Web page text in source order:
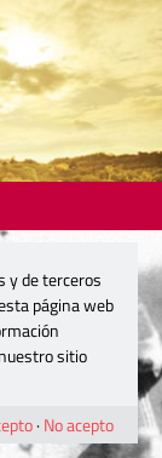
y de terceros
página web
sitio
· No acepto